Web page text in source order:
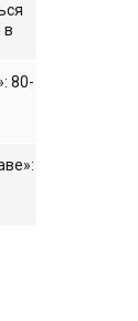
в
80-